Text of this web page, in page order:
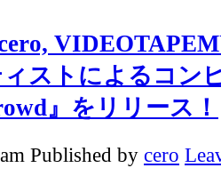
ストによるコン
』をリリース！
Published by cero